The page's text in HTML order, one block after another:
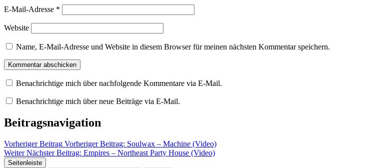
E-Mail-Adresse *
Website
Name, E-Mail-Adresse und Website in diesem Browser für meinen nächsten Kommentar speichern.
Benachrichtige mich über nachfolgende Kommentare via E-Mail.
Benachrichtige mich über neue Beiträge via E-Mail.
Beitragsnavigation
Vorheriger Beitrag Vorheriger Beitrag: Soulwax – Machine (Video)
Weiter Nächster Beitrag: Empires – Northeast Party House (Video)
Seitenleiste